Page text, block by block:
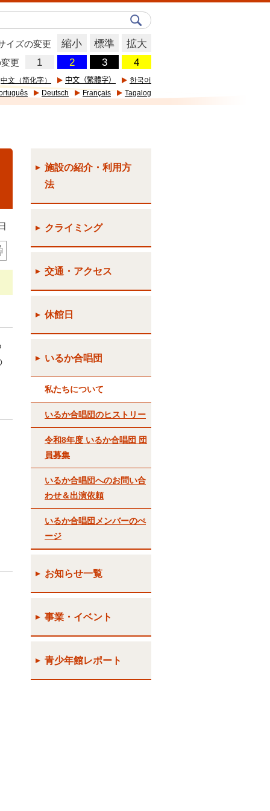
イズの変更 縮小 標準 拡大
更
中文（简化字） 中文（繁體字）
한국어
Deutsch Français Tagalog
施設の紹介・利用方
法
クライミング
交通・アクセス
休館日
いるか合唱団
私たちについて
いるか合唱団のヒストリー
令和8年度 いるか合唱団 団
員募集
いるか合唱団へのお問い合
わせ＆出演依頼
いるか合唱団メンバーのぺ
ージ
お知らせ一覧
事業・イベント
青少年館レポート